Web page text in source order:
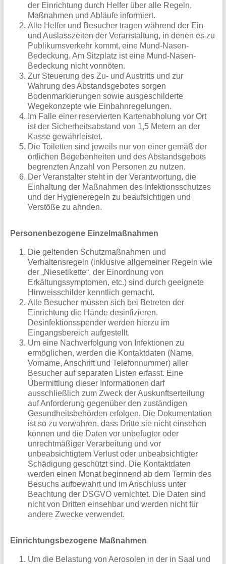
der Einrichtung durch Helfer über alle Regeln,
Maßnahmen und Abläufe informiert.
Alle Helfer und Besucher tragen während der Ein-
und Auslasszeiten der Veranstaltung, in denen es zu
Publikumsverkehr kommt, eine Mund-Nasen-
Bedeckung. Am Sitzplatz ist eine Mund-Nasen-
Bedeckung nicht vonnöten.
Zur Steuerung des Zu- und Austritts und zur
Wahrung des Abstandsgebotes sorgen
Bodenmarkierungen sowie ausgeschilderte
Wegekonzepte wie Einbahnregelungen.
Im Falle einer reservierten Kartenabholung vor Ort
ist der Sicherheitsabstand von 1,5 Metern an der
Kasse gewährleistet.
Die Toiletten sind jeweils nur von einer gemäß der
örtlichen Begebenheiten und des Abstandsgebots
begrenzten Anzahl von Personen zu nutzen.
Der Veranstalter steht in der Verantwortung, die
Einhaltung der Maßnahmen des Infektionsschutzes
und der Hygieneregeln zu beaufsichtigen und
Verstöße zu ahnden.
Personenbezogene Einzelmaßnahmen
Die geltenden Schutzmaßnahmen und
Verhaltensregeln (inklusive allgemeiner Regeln wie
der „Niesetikette“, der Einordnung von
Erkältungssymptomen, etc.) sind durch geeignete
Hinweisschilder kenntlich gemacht.
Alle Besucher müssen sich bei Betreten der
Einrichtung die Hände desinfizieren.
Desinfektionsspender werden hierzu im
Eingangsbereich aufgestellt.
Um eine Nachverfolgung von Infektionen zu
ermöglichen, werden die Kontaktdaten (Name,
Vorname, Anschrift und Telefonnummer) aller
Besucher auf separaten Listen erfasst. Eine
Übermittlung dieser Informationen darf
ausschließlich zum Zweck der Auskunftserteilung
auf Anforderung gegenüber den zuständigen
Gesundheitsbehörden erfolgen. Die Dokumentation
ist so zu verwahren, dass Dritte sie nicht einsehen
können und die Daten vor unbefugter oder
unrechtmäßiger Verarbeitung und vor
unbeabsichtigtem Verlust oder unbeabsichtigter
Schädigung geschützt sind. Die Kontaktdaten
werden einen Monat beginnend ab dem Termin des
Besuchs aufbewahrt und im Anschluss unter
Beachtung der DSGVO vernichtet. Die Daten sind
nicht von Dritten einsehbar und werden nicht für
andere Zwecke verwendet.
Einrichtungsbezogene Maßnahmen
Um die Belastung von Aerosolen in der in Saal und